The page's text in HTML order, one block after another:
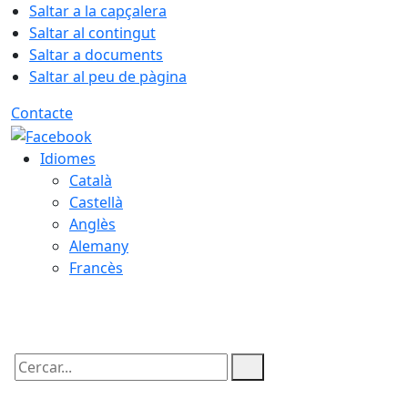
Saltar a la capçalera
Saltar al contingut
Saltar a documents
Saltar al peu de pàgina
Contacte
Idiomes
Català
Castellà
Anglès
Alemany
Francès
Cercar: